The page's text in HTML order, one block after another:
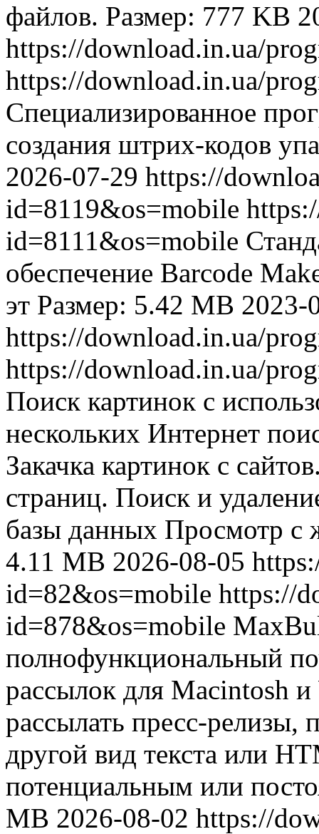
файлов. Размер: 777 KB
https://download.in.ua/
https://download.in.ua/
Специализированное
создания штрих-кодов
2026-07-29 https://
id=8119&os=mobile
id=8111&os=mobile
обеспечение Barcode
эт Размер: 5.42 MB 2023-
https://download.in.ua/
https://download.in.ua/
Поиск картинок с
нескольких Интернет
Закачка картинок с
страниц. Поиск и
базы данных Просмотр с
4.11 MB 2026-08-05
id=82&os=mobile https://
id=878&os=mobile
полнофункциональный
рассылок для Macintosh
рассылать пресс-
другой вид текста или
потенциальным или
MB 2026-08-02 https://